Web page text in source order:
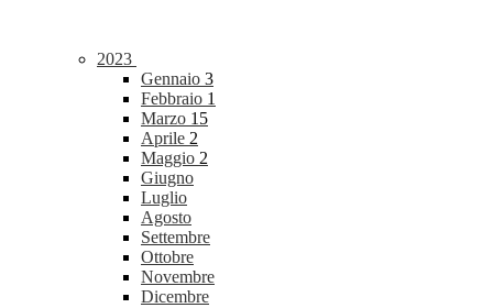
2023
Gennaio 3
Febbraio 1
Marzo 15
Aprile 2
Maggio 2
Giugno
Luglio
Agosto
Settembre
Ottobre
Novembre
Dicembre